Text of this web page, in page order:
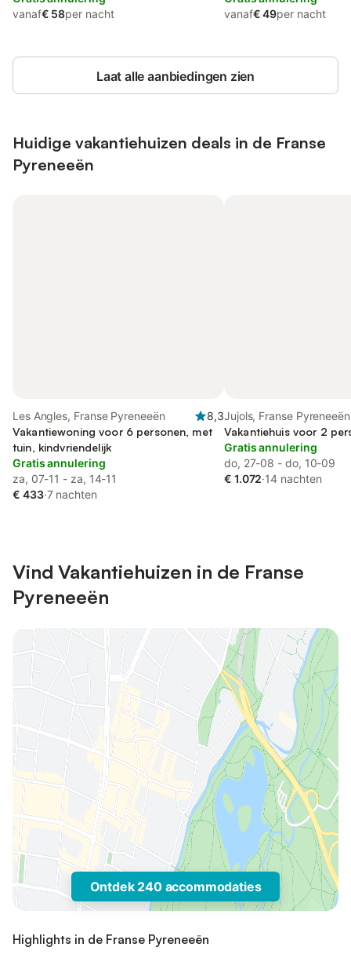
vanaf€ 58per nacht
vanaf€ 49per nacht
Laat alle aanbiedingen zien
Huidige vakantiehuizen deals in de Franse
Pyreneeën
Les Angles, Franse Pyreneeën
8,3
Vakantiewoning voor 6 personen, met
tuin, kindvriendelijk
Gratis annulering
za, 07-11 - za, 14-11
€ 433·7 nachten
Jujols, Franse Pyreneeën
Vakantiehuis voor 2
Gratis annulering
do, 27-08 - do, 10-09
€ 1.072·14 nachten
Vind Vakantiehuizen in de Franse
Pyreneeën
Ontdek 240 accommodaties
Highlights in de Franse Pyreneeën